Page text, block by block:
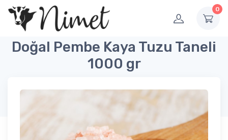
0
Doğal Pembe Kaya Tuzu Taneli
1000 gr